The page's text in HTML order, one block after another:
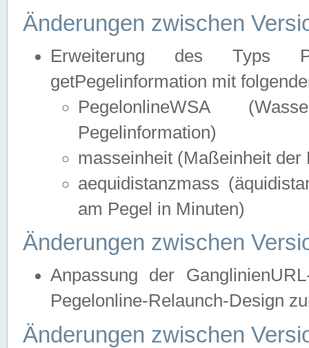
Änderungen zwischen
Erweiterung des Typs
getPegelinformation mit
PegelonlineWSA
Pegelinformation)
masseinheit (Maßeinheit der
aequidistanzmass
am Pegel in Minuten)
Änderungen zwischen
Anpassung der
Pegelonline-Relaunch-Design
Änderungen zwischen